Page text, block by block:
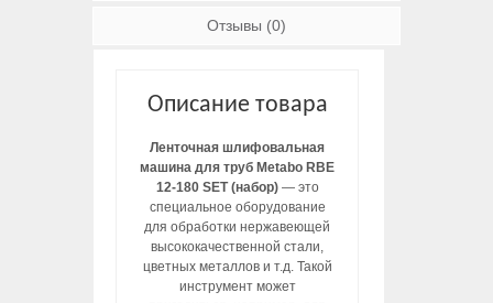
Отзывы (0)
Описание товара
Ленточная шлифовальная
машина для труб Metabo RBE
12-180 SET (набор)— это
специальное оборудование
для обработки нержавеющей
высококачественной стали,
цветных металлов и т.д. Такой
инструмент может